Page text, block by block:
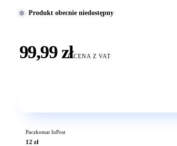
Produkt obecnie niedostępny
99,99 złCENA Z VAT
Paczkomat InPost
12 zł